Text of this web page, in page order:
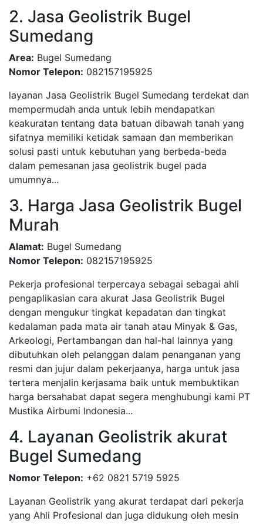
2. Jasa Geolistrik Bugel
Sumedang
Area: Bugel Sumedang
Nomor Telepon: 082157195925
layanan Jasa Geolistrik Bugel Sumedang terdekat dan
mempermudah anda untuk lebih mendapatkan
keakuratan tentang data batuan dibawah tanah yang
sifatnya memiliki ketidak samaan dan memberikan
solusi pasti untuk kebutuhan yang berbeda-beda
dalam pemesanan jasa geolistrik bugel pada
umumnya...
3. Harga Jasa Geolistrik Bugel
Murah
Alamat: Bugel Sumedang
Nomor Telepon: 082157195925
Pekerja profesional terpercaya sebagai sebagai ahli
pengaplikasian cara akurat Jasa Geolistrik Bugel
dengan mengukur tingkat kepadatan dan tingkat
kedalaman pada mata air tanah atau Minyak & Gas,
Arkeologi, Pertambangan dan hal-hal lainnya yang
dibutuhkan oleh pelanggan dalam penanganan yang
resmi dan jujur dalam pekerjaanya, harga untuk jasa
tertera menjalin kerjasama baik untuk membuktikan
harga bersahabat dapat segera menghubungi kami PT
Mustika Airbumi Indonesia...
4. Layanan Geolistrik akurat
Bugel Sumedang
Nomor Telepon: +62 0821 5719 5925
Layanan Geolistrik yang akurat terdapat dari pekerja
yang Ahli Profesional dan juga didukung oleh mesin